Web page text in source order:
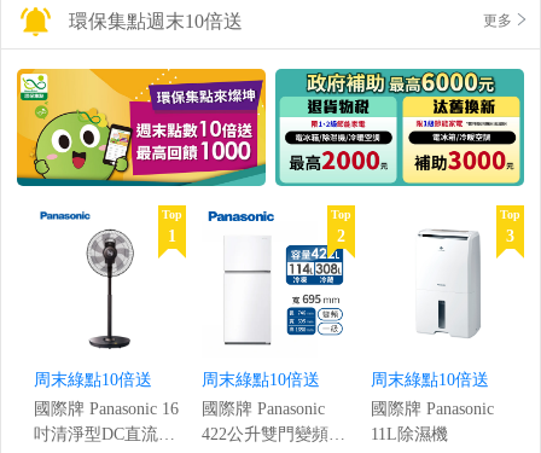
環保集點週末10倍送 更多
Top
1
周末綠點10倍送
國際牌 Panasonic 16
吋清淨型DC直流風
Top
2
周末綠點10倍送
國際牌 Panasonic
422公升雙門變頻冰
Top
3
周末綠點10倍送
國際牌 Panasonic
11L除濕機